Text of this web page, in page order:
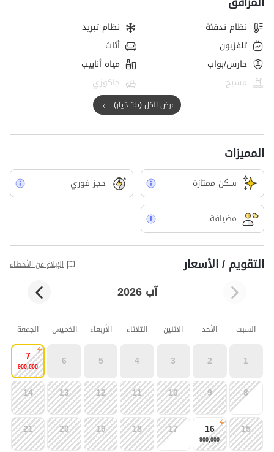
جهاز تحكم، ويمكن للضيوف إيقاف تشغيل مكيف الهواء يدويًا من الجهاز.
نظرًا لأعمال الصيانة في الزقاق المؤدي إلى مكان الإقامة، يجب على
الضيوف السير حوالي 50 مترًا للوصول إلى مكان الإقامة.
نظام تدفئة
نظام تبريد
تلفزيون
أثاث
حارس/بواب
مياه أنابيب
مسبح
جاكوزي
عرض الكل (15 خيار)
المميزات
سکن ممتازة حجز فوري
مضيافة
التقويم / الأسعار الإبلاغ عن الأخطاء
آب 2026
السبت الأحد الاثنين الثلاثاء الأربعاء الخميس الجمعة
1
2
3
4
5
6
7
900,000
8
9
10
11
12
13
14
15
16
900,000
17
18
19
20
21